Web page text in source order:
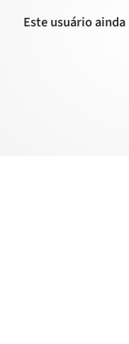
Este usuário